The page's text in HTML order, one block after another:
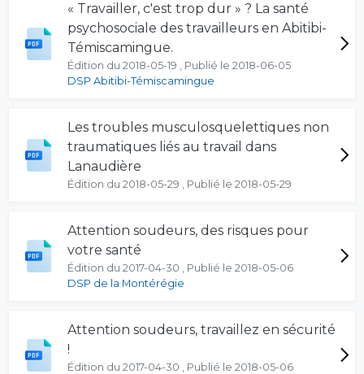
« Travailler, c'est trop dur » ? La santé
psychosociale des travailleurs en Abitibi-
Témiscamingue.
Édition du 2018-05-19 , Publié le 2018-06-05
DSP Abitibi-Témiscamingue
Les troubles musculosquelettiques non
traumatiques liés au travail dans
Lanaudière
Édition du 2018-05-29 , Publié le 2018-05-29
Attention soudeurs, des risques pour
votre santé
Édition du 2017-04-30 , Publié le 2018-05-06
DSP de la Montérégie
Attention soudeurs, travaillez en sécurité
!
Édition du 2017-04-30 , Publié le 2018-05-06